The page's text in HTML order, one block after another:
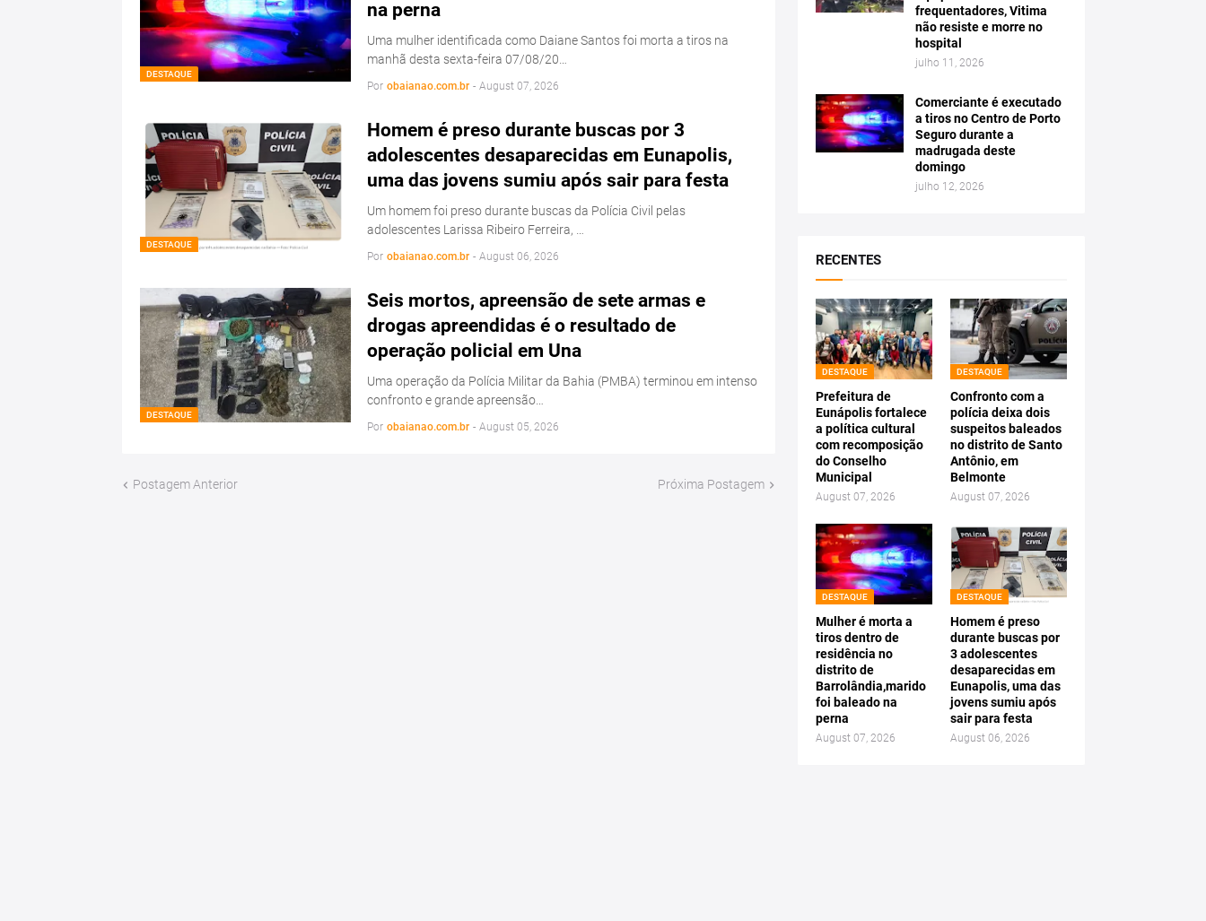
DESTAQUE
na perna
Uma mulher identificada como Daiane Santos foi morta a tiros na
manhã desta sexta-feira 07/08/20…
Por obaianao.com.br - August 07, 2026
DESTAQUE
Homem é preso durante buscas por 3
adolescentes desaparecidas em Eunapolis,
uma das jovens sumiu após sair para festa
Um homem foi preso durante buscas da Polícia Civil pelas
adolescentes Larissa Ribeiro Ferreira, …
Por obaianao.com.br - August 06, 2026
DESTAQUE
Seis mortos, apreensão de sete armas e
drogas apreendidas é o resultado de
operação policial em Una
Uma operação da Polícia Militar da Bahia (PMBA) terminou em intenso
confronto e grande apreensão…
Por obaianao.com.br - August 05, 2026
Postagem Anterior Próxima Postagem
frequentadores, Vitima
não resiste e morre no
hospital
julho 11, 2026
Comerciante é executado
a tiros no Centro de Porto
Seguro durante a
madrugada deste
domingo
julho 12, 2026
RECENTES
DESTAQUE
Prefeitura de
Eunápolis fortalece
a política cultural
com recomposição
do Conselho
Municipal
August 07, 2026
DESTAQUE
Confronto com a
polícia deixa dois
suspeitos baleados
no distrito de Santo
Antônio, em
Belmonte
August 07, 2026
DESTAQUE
Mulher é morta a
tiros dentro de
residência no
distrito de
Barrolândia,marido
foi baleado na
perna
August 07, 2026
DESTAQUE
Homem é preso
durante buscas por
3 adolescentes
desaparecidas em
Eunapolis, uma das
jovens sumiu após
sair para festa
August 06, 2026